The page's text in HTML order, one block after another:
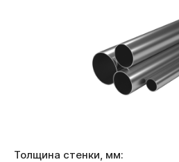
Толщина стенки, мм: